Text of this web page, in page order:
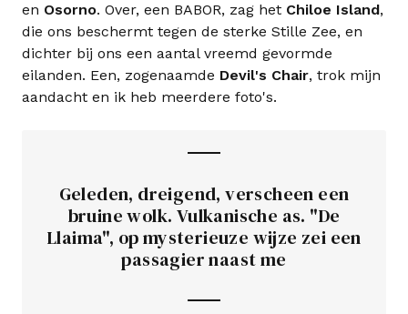
en Osorno. Over, een BABOR, zag het Chiloe Island,
die ons beschermt tegen de sterke Stille Zee, en
dichter bij ons een aantal vreemd gevormde
eilanden. Een, zogenaamde Devil's Chair, trok mijn
aandacht en ik heb meerdere foto's.
Geleden, dreigend, verscheen een
bruine wolk. Vulkanische as. "De
Llaima", op mysterieuze wijze zei een
passagier naast me